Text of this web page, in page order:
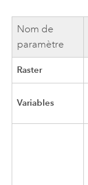
Nom de
paramètre
Raster
Variables